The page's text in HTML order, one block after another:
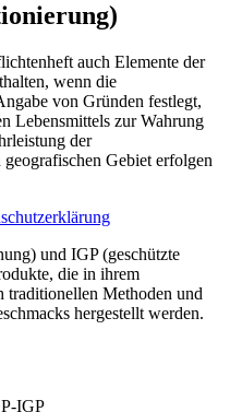
auch Elemente der
wenn die
von Gründen festlegt,
Lebensmittels zur Wahrung
der
Gebiet erfolgen
und IGP (geschützte
die in ihrem
traditionellen Methoden und
hergestellt werden.
IGP